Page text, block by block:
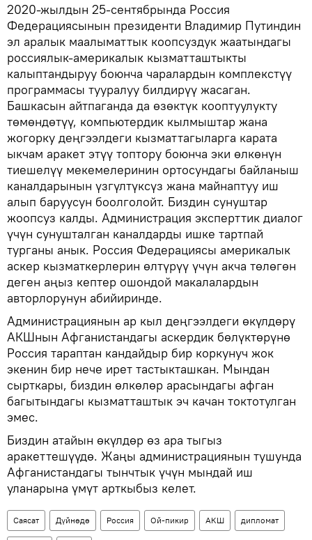
2020-жылдын 25-сентябрында Россия
Федерациясынын президенти Владимир Путиндин
эл аралык маалыматтык коопсуздук жаатындагы
россиялык-америкалык кызматташтыкты
калыптандыруу боюнча чаралардын комплекстүү
программасы тууралуу билдирүү жасаган.
Башкасын айтпаганда да өзөктүк кооптуулукту
төмөндөтүү, компьютердик кылмыштар жана
жогорку деңгээлдеги кызматтагыларга карата
ыкчам аракет этүү топтору боюнча эки өлкөнүн
тиешелүү мекемелеринин ортосундагы байланыш
каналдарынын үзгүлтүксүз жана майнаптуу иш
алып баруусун боолголойт. Биздин сунуштар
жоопсуз калды. Администрация эксперттик диалог
үчүн сунушталган каналдарды ишке тартпай
турганы анык. Россия Федерациясы америкалык
аскер кызматкерлерин өлтүрүү үчүн акча төлөгөн
деген аңыз кептер ошондой макалалардын
авторлорунун абийиринде.
Администрациянын ар кыл деңгээлдеги өкүлдөрү
АКШнын Афганистандагы аскердик бөлүктөрүнө
Россия тараптан кандайдыр бир коркунуч жок
экенин бир нече ирет тастыкташкан. Мындан
сырткары, биздин өлкөлөр арасындагы афган
багытындагы кызматташтык эч качан токтотулган
эмес.
Биздин атайын өкүлдөр өз ара тыгыз
аракеттешүүдө. Жаңы администрациянын тушунда
Афганистандагы тынчтык үчүн мындай иш
уланарына үмүт арткыбыз келет.
Саясат Дүйнөдө Россия Ой-пикир АКШ дипломат